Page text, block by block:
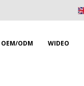
OEM/ODM WIDEO